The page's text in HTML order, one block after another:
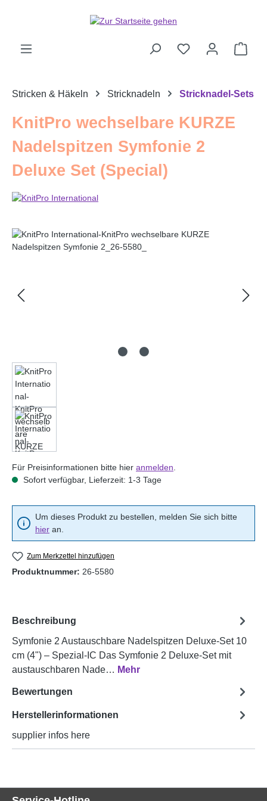
Stricken & Häkeln Stricknadeln Stricknadel-Sets
KnitPro wechselbare KURZE
Nadelspitzen Symfonie 2
Deluxe Set (Special)
Bildergalerie überspringen
Für Preisinformationen bitte hier anmelden
Sofort verfügbar, Lieferzeit: 1-3 Tage
Um dieses Produkt zu bestellen, melden Sie sich bitte
hier an.
Zum Merkzettel hinzufügen
Produktnummer: 26-5580
Beschreibung
Symfonie 2 Austauschbare Nadelspitzen Deluxe-Set 10
cm (4") – Spezial-IC Das Symfonie 2 Deluxe-Set mit
austauschbaren Nade… Mehr
Bewertungen
Herstellerinformationen
supplier infos here